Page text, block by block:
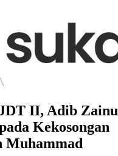
II, Adib
Kekosongan
Muhammad